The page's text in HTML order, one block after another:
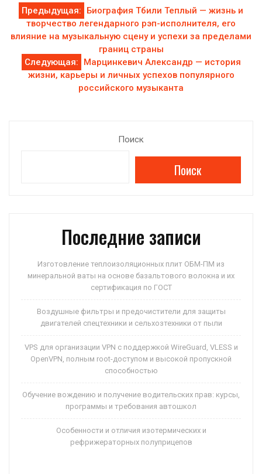
Навигация
по
записям
Предыдущая:
Биография Тбили Теплый — жизнь и
творчество легендарного рэп-исполнителя, его
влияние на музыкальную сцену и успехи за пределами
границ страны
Следующая:
Марцинкевич Александр — история
жизни, карьеры и личных успехов популярного
российского музыканта
Поиск
Поиск
Последние записи
Изготовление теплоизоляционных плит ОБМ-ПМ из
минеральной ваты на основе базальтового волокна и их
сертификация по ГОСТ
Воздушные фильтры и предочистители для защиты
двигателей спецтехники и сельхозтехники от пыли
VPS для организации VPN с поддержкой WireGuard, VLESS и
OpenVPN, полным root-доступом и высокой пропускной
способностью
Обучение вождению и получение водительских прав: курсы,
программы и требования автошкол
Особенности и отличия изотермических и
рефрижераторных полуприцепов